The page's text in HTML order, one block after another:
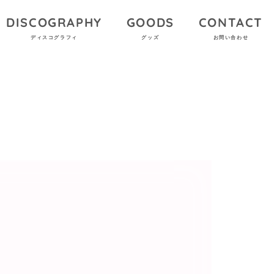
DISCOGRAPHY
ディスコグラフィ
GOODS
グッズ
CONTACT
お問い合わせ